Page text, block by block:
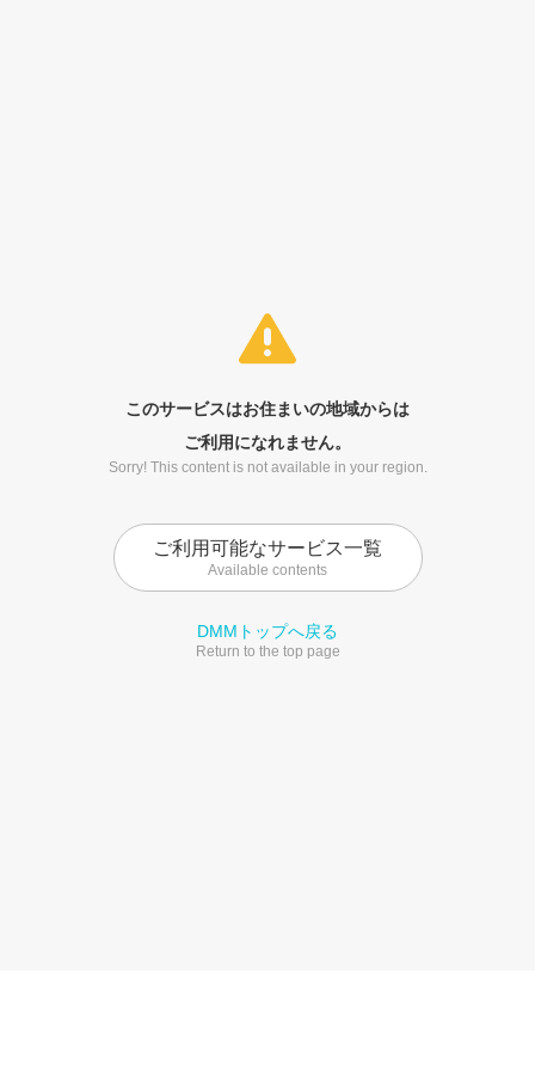
このサービスはお住まいの地域からは
ご利用になれません。
Sorry! This content is not available in your region.
ご利用可能なサービス一覧
Available contents
DMMトップへ戻る
Return to the top page